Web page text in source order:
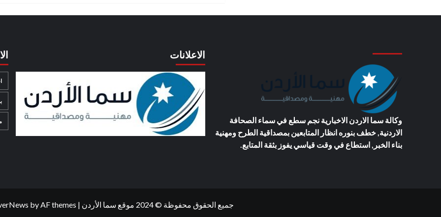
وكالة سما الاردن الاخباريةنجم سطع في سماء الصحافة
الاردنية, خطف بنوره انظار المتابعين بمصداقية الطرح ومهنية
بناء الخبر, استطاع في وقت قياسي يفوز بثقة المتابع.
الاعلانات
جميع الحقوق محفوظة © 2024 موقع سما الأردن |
by AF themes.